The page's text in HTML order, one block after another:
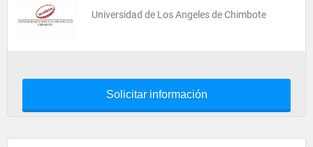
Universidad de Los Angeles de Chimbote
Solicitar información